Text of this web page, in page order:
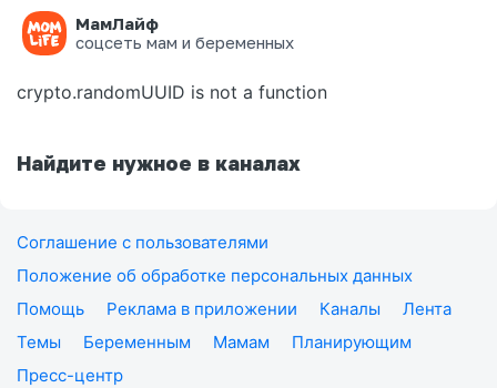
МамЛайф
соцсеть мам и беременных
Ошибка на странице
crypto.randomUUID is not a function
Найдите нужное в каналах
Соглашение с пользователями
Положение об обработке персональных данных
Помощь
Реклама в приложении Каналы
Лента
Темы
Беременным Мамам
Планирующим
Пресс-центр